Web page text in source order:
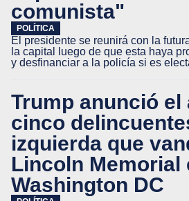
comunista"
POLÍTICA
El presidente se reunirá con la
la capital luego de que esta haya
y desfinanciar a la policía si es
Trump anunció el
cinco
izquierda que
Lincoln Memorial
Washington DC